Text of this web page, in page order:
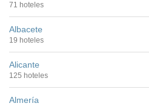
71 hoteles
Albacete
19 hoteles
Alicante
125 hoteles
Almería